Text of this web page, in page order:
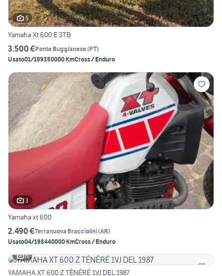
5
Yamaha Xt 600 E 3TB
3.500 €Ponte Buggianese(PT)
Usato01/199350000 KmCross / Enduro
3
Yamaha xt 600
2.490 €Terranuova Bracciolini(AR)
Usato04/198440000 KmCross / Enduro
6
YAMAHA XT 600 Z TÉNÉRÉ 1VJ DEL 1987